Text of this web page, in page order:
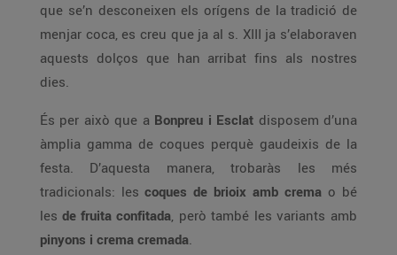
que se’n desconeixen els orígens de la tradició de
menjar coca, es creu que ja al s. XIII ja s’elaboraven
aquests dolços que han arribat fins als nostres
dies.
És per això que a Bonpreu i Esclat disposem d’una
àmplia gamma de coques perquè gaudeixis de la
festa. D’aquesta manera, trobaràs les més
tradicionals: les coques de brioix amb crema o bé
les de fruita confitada, però també les variants amb
pinyons i crema cremada.